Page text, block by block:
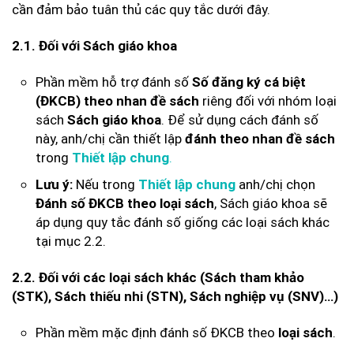
cần đảm bảo tuân thủ các quy tắc dưới đây.
2.1. Đối với Sách giáo khoa
Phần mềm hỗ trợ đánh số Số đăng ký cá biệt
(ĐKCB) theo nhan đề sách riêng đối với nhóm loại
sách Sách giáo khoa. Để sử dụng cách đánh số
này, anh/chị cần thiết lập đánh theo nhan đề sách
trong Thiết lập chung.
Lưu ý: Nếu trong Thiết lập chung anh/chị chọn
Đánh số ĐKCB theo loại sách, Sách giáo khoa sẽ
áp dụng quy tắc đánh số giống các loại sách khác
tại mục 2.2.
2.2. Đối với các loại sách khác (Sách tham khảo
(STK), Sách thiếu nhi (STN), Sách nghiệp vụ (SNV)…)
Phần mềm mặc định đánh số ĐKCB theo loại sách.